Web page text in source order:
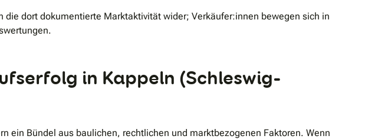
dort dokumentierte Marktaktivität wider; Verkäufer:innen bewegen sich in
in Kappeln (Schleswig-
ein Bündel aus baulichen, rechtlichen und marktbezogenen Faktoren. Wenn